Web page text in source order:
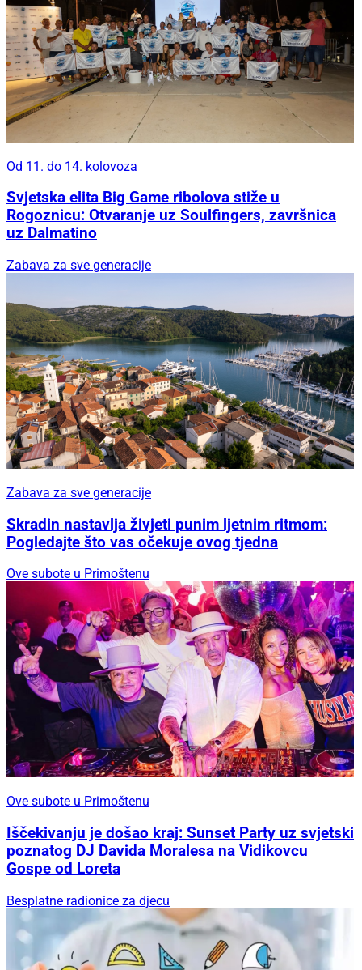
Od 11. do 14. kolovoza
Svjetska elita Big Game ribolova stiže u
Rogoznicu: Otvaranje uz Soulfingers, završnica
uz Dalmatino
Zabava za sve generacije
Zabava za sve generacije
Skradin nastavlja živjeti punim ljetnim ritmom:
Pogledajte što vas očekuje ovog tjedna
Ove subote u Primoštenu
Ove subote u Primoštenu
Iščekivanju je došao kraj: Sunset Party uz svjetski
poznatog DJ Davida Moralesa na Vidikovcu
Gospe od Loreta
Besplatne radionice za djecu